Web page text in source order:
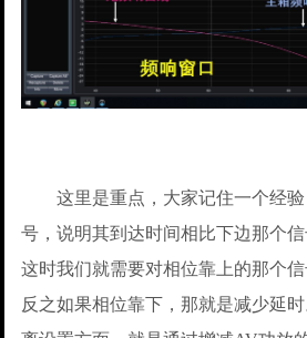
这里是重点，大家记住一个经验
号，说明其到达时间相比下边那个信
这时我们就需要对相位靠上的那个信
反之如果相位靠下，那就是减少延